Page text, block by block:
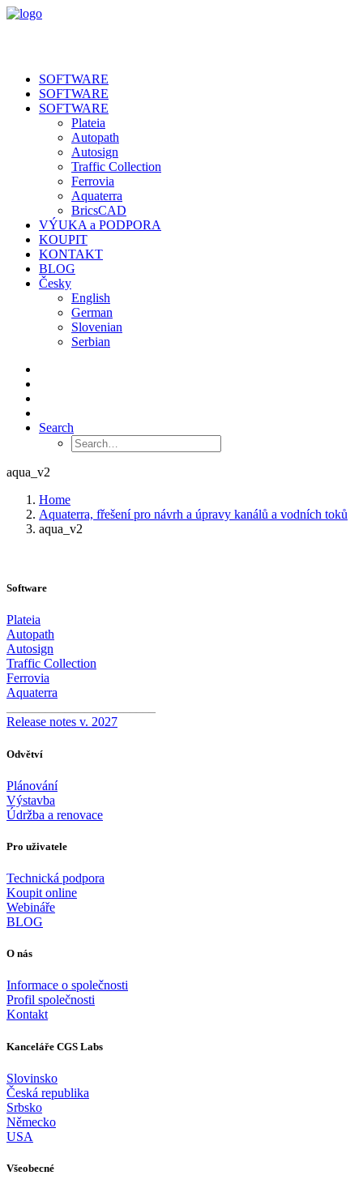
SOFTWARE
SOFTWARE
SOFTWARE
Plateia
Autopath
Autosign
Traffic Collection
Ferrovia
Aquaterra
BricsCAD
VÝUKA a PODPORA
KOUPIT
KONTAKT
BLOG
Česky
English
German
Slovenian
Serbian
Search
aqua_v2
Home
Aquaterra, fřešení pro návrh a úpravy kanálů a vodních toků
aqua_v2
Software
Plateia
Autopath
Autosign
Traffic Collection
Ferrovia
Aquaterra
Release notes v. 2027
Odvětví
Plánování
Výstavba
Údržba a renovace
Pro uživatele
Technická podpora
Koupit online
Webináře
BLOG
O nás
Informace o společnosti
Profil společnosti
Kontakt
Kanceláře CGS Labs
Slovinsko
Česká republika
Srbsko
Německo
USA
Všeobecné